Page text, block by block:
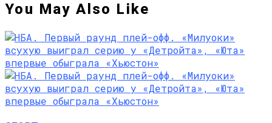
You May Also Like